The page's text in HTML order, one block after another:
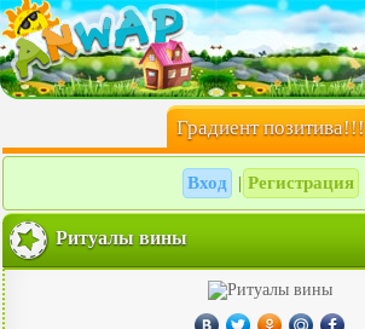
Градиент позитива!!!
Вход Регистрация
Ритуалы вины